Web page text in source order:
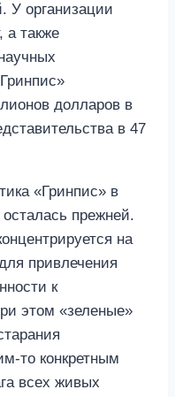
У организации
а также
долларов в
в 47
«Гринпис» в
прежней.
на
привлечения
к
этом «зеленые»
то конкретным
всех живых